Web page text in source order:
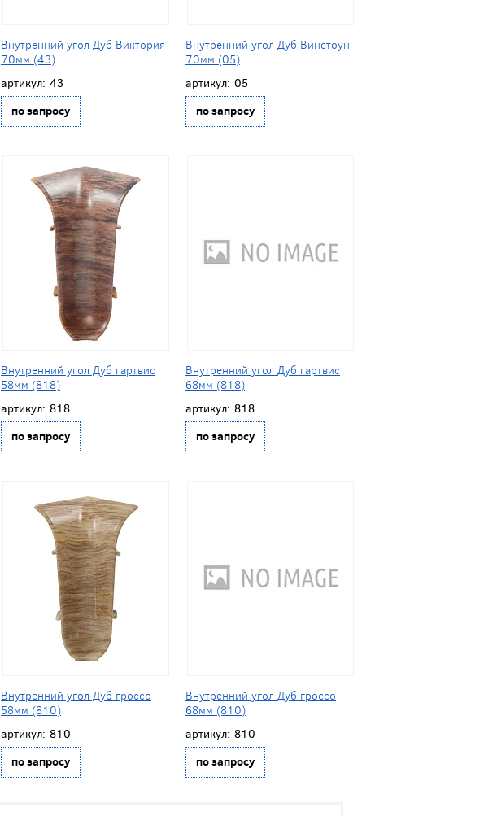
Внутренний угол Дуб Виктория
70мм (43)
артикул: 43
по запросу
Внутренний угол Дуб Винстоун
70мм (05)
артикул: 05
по запросу
Внутренний угол Дуб гартвис
58мм (818)
артикул: 818
по запросу
Внутренний угол Дуб гартвис
68мм (818)
артикул: 818
по запросу
Внутренний угол Дуб гроссо
58мм (810)
артикул: 810
по запросу
Внутренний угол Дуб гроссо
68мм (810)
артикул: 810
по запросу